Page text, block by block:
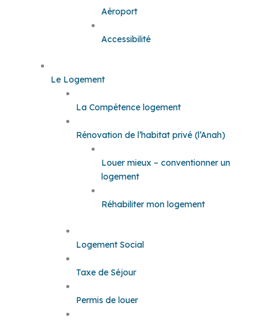
Aéroport
Accessibilité
Le Logement
La Compétence logement
Rénovation de l’habitat privé (l’Anah)
Louer mieux – conventionner un
logement
Réhabiliter mon logement
Logement Social
Taxe de Séjour
Permis de louer